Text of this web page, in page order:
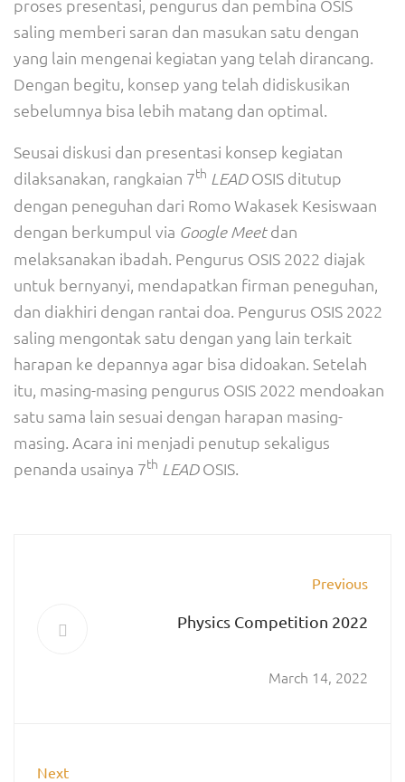
proses presentasi, pengurus dan pembina OSIS
saling memberi saran dan masukan satu dengan
yang lain mengenai kegiatan yang telah dirancang.
Dengan begitu, konsep yang telah didiskusikan
sebelumnya bisa lebih matang dan optimal.
Seusai diskusi dan presentasi konsep kegiatan
dilaksanakan, rangkaian 7th LEADOSIS ditutup
dengan peneguhan dari Romo Wakasek Kesiswaan
dengan berkumpul via Google Meetdan
melaksanakan ibadah. Pengurus OSIS 2022 diajak
untuk bernyanyi, mendapatkan firman peneguhan,
dan diakhiri dengan rantai doa. Pengurus OSIS 2022
saling mengontak satu dengan yang lain terkait
harapan ke depannya agar bisa didoakan. Setelah
itu, masing-masing pengurus OSIS 2022 mendoakan
satu sama lain sesuai dengan harapan masing-
masing. Acara ini menjadi penutup sekaligus
penanda usainya 7th LEADOSIS.
Previous
Physics Competition 2022
March 14, 2022
Next